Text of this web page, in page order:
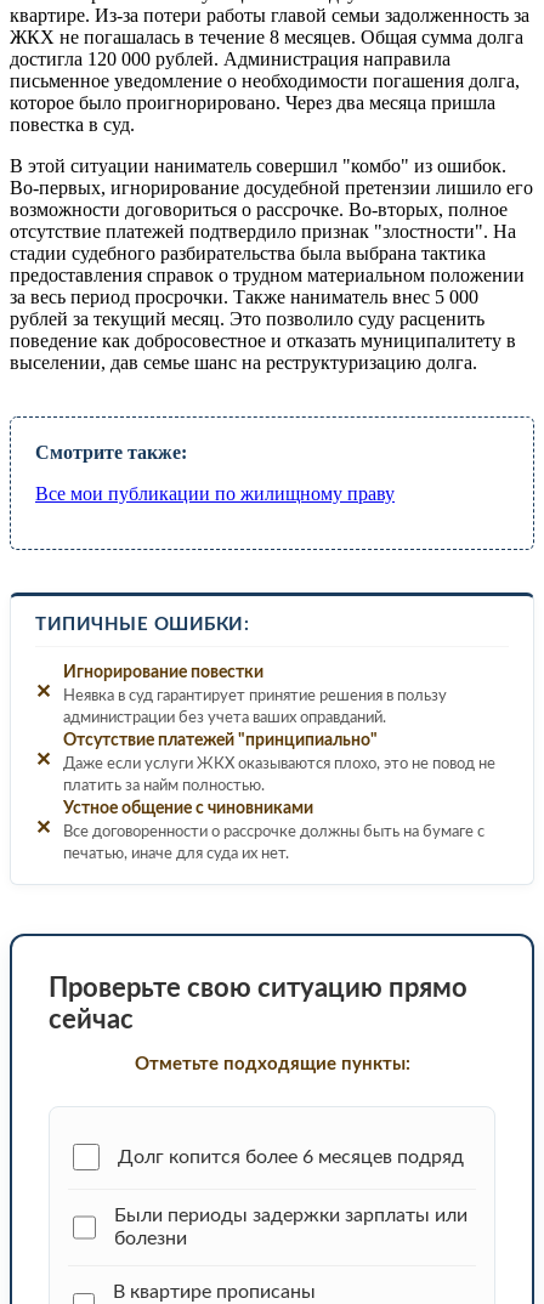
квартире. Из-за потери работы главой семьи задолженность за
ЖКХ не погашалась в течение 8 месяцев. Общая сумма долга
достигла 120 000 рублей. Администрация направила
письменное уведомление о необходимости погашения долга,
которое было проигнорировано. Через два месяца пришла
повестка в суд.
В этой ситуации наниматель совершил "комбо" из ошибок.
Во-первых, игнорирование досудебной претензии лишило его
возможности договориться о рассрочке. Во-вторых, полное
отсутствие платежей подтвердило признак "злостности". На
стадии судебного разбирательства была выбрана тактика
предоставления справок о трудном материальном положении
за весь период просрочки. Также наниматель внес 5 000
рублей за текущий месяц. Это позволило суду расценить
поведение как добросовестное и отказать муниципалитету в
выселении, дав семье шанс на реструктуризацию долга.
Смотрите также:
Все мои публикации по жилищному праву
ТИПИЧНЫЕ ОШИБКИ:
✕
Игнорирование повестки
Неявка в суд гарантирует принятие решения в пользу
администрации без учета ваших оправданий.
✕
Отсутствие платежей "принципиально"
Даже если услуги ЖКХ оказываются плохо, это не повод не
платить за найм полностью.
✕
Устное общение с чиновниками
Все договоренности о рассрочке должны быть на бумаге с
печатью, иначе для суда их нет.
Проверьте свою ситуацию прямо
сейчас
Отметьте подходящие пункты:
Долг копится более 6 месяцев подряд
Были периоды задержки зарплаты или
болезни
В квартире прописаны